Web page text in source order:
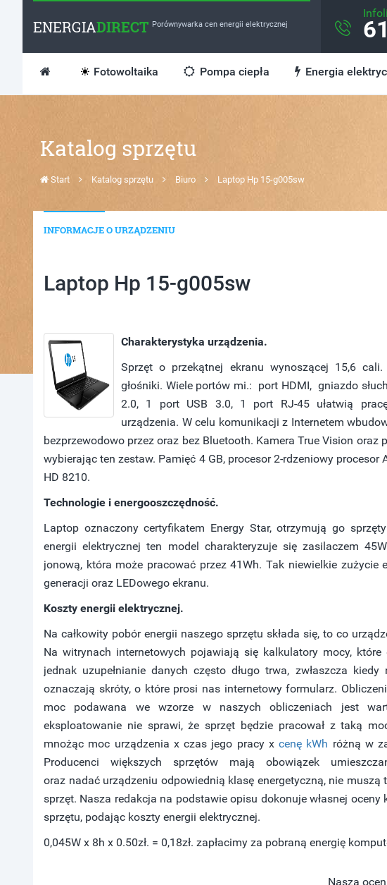
ENERGIADIRECT Porównywarka cen energii elektrycznej
Fotowoltaika Pompa ciepła Energia
Katalog sprzętu
Start Katalog sprzętu Biuro Laptop Hp 15-g005sw
INFORMACJE O URZĄDZENIU
Laptop Hp 15-g005sw
Charakterystyka urządzenia.
Sprzęt o przekątnej ekranu wynoszącej 15,6
głośniki. Wiele portów mi.: port HDMI, gniazdo
2.0, 1 port USB 3.0, 1 port RJ-45 ułatwią
urządzenia. W celu komunikacji z Internetem
bezprzewodowo przez oraz bez Bluetooth. Kamera True Vision
wybierając ten zestaw. Pamięć 4 GB, procesor 2-rdzeniowy procesor
HD 8210.
Technologie i energooszczędność.
Laptop oznaczony certyfikatem Energy Star, otrzymują go
energii elektrycznej ten model charakteryzuje się zasilaczem
jonową, która może pracować przez 41Wh. Tak niewielkie zużycie
generacji oraz LEDowego ekranu.
Koszty energii elektrycznej.
Na całkowity pobór energii naszego sprzętu składa się, to co
Na witrynach internetowych pojawiają się kalkulatory mocy,
jednak uzupełnianie danych często długo trwa, zwłaszcza
oznaczają skróty, o które prosi nas internetowy formularz.
moc podawana we wzorze w naszych obliczeniach jest
eksploatowanie nie sprawi, że sprzęt będzie pracował z taką
mnożąc moc urządzenia x czas jego pracy xcenę kWh różną w
Producenci większych sprzętów mają obowiązek
oraz nadać urządzeniu odpowiednią klasę energetyczną, nie
sprzęt. Nasza redakcja na podstawie opisu dokonuje własnej
sprzętu, podając koszty energii elektrycznej.
0,045W x 8h x 0.50zł. = 0,18zł. zapłacimy za pobraną energię
Nasza